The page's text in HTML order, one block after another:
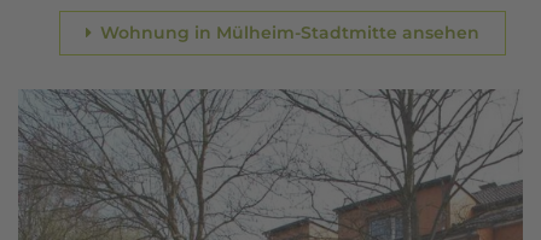
Wohnung in Mülheim-Stadtmitte ansehen